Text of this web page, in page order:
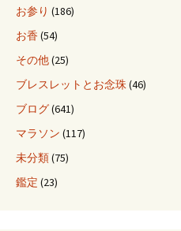
ョ
ン
お参り (186)
お香(54)
その他(25)
ブレスレットとお念珠(46)
ブログ(641)
マラソン (117)
未分類(75)
鑑定 (23)